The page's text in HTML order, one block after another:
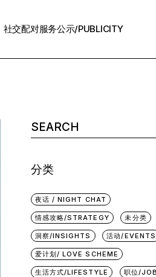
社交配对服务公示/PUBLICITY
中介条例 / Agency Policy
分类
夜话 / NIGHT CHAT
情感攻略/STRATEGY 未分类
洞察/INSIGHTS 活动/EVENTS
爱计划/ LOVE SCHEME
生活方式/LIFESTYLE 职位/